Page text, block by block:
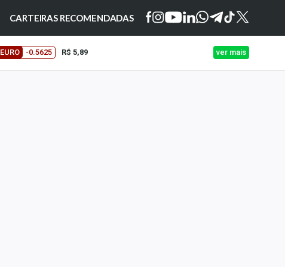
CARTEIRAS RECOMENDADAS
EURO -0.5625 R$ 5,89 ver mais